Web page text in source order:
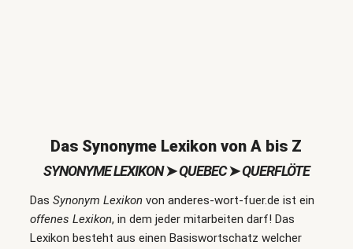
Das Synonyme Lexikon von A bis Z
SYNONYME LEXIKON➤QUEBEC➤QUERFLÖTE
Das Synonym Lexikonvon anderes-wort-fuer.de ist ein
offenes Lexikon, in dem jeder mitarbeiten darf! Das
Lexikon besteht aus einen Basiswortschatz welcher